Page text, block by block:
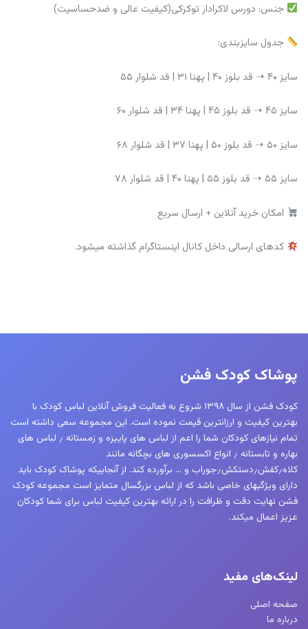
جنس: دورس لاکرادار توکرکی(کیفیت عالی و ضدحساسیت)
جدول سایزبندی:
سایز ۴۰ ➝ قد بلوز ۴۰ | پهنا ۳۱ | قد شلوار ۵۵
سایز ۴۵ ➝ قد بلوز ۴۵ | پهنا ۳۴ | قد شلوار ۶۰
سایز ۵۰ ➝ قد بلوز ۵۰ | پهنا ۳۷ | قد شلوار ۶۸
سایز ۵۵ ➝ قد بلوز ۵۵ | پهنا ۴۰ | قد شلوار ۷۸
امکان خرید آنلاین + ارسال سریع
کدهای ارسالی داخل کانال اینستاگرام گذاشته میشود.
پوشاک کودک فشن
کودک فشن از سال ۱۳۹۸ شروع به فعالیت فروش آنلاین لباس کودک با
بهترین کیفیت و ارزانترین قیمت نموده است. این مجموعه سعی داشته است
تمام نیازهای کودکان شما را اعم از لباس های پاییزه و زمستانه ٫ لباس های
بهاره و تابستانه ٫ انواع اکسسوری های بچگانه مانند
کلاه٫کفش٫دستکش٫جوراب و … برآورده کند. از آنجاییکه پوشاک کودک باید
دارای ویژگیهای خاصی باشد که از لباس بزرگسال متمایز است مجموعه کودک
فشن نهایت دقت و ظرافت را در ارائه بهترین کیفیت لباس برای شما کودکان
عزیز اعمال میکند.
لینک‌های مفید
صفحه اصلی
درباره ما